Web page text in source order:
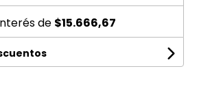
de $15.666,67